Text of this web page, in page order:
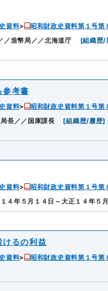
資料
昭和財政史資料第１号第
／造幣局／／北海道庁 [組織歴/
参考書
資料
昭和財政史資料第１号第
長／／国庫課長 [組織歴/履歴]
資料
昭和財政史資料第１号第
４年５月１４日～大正１４年５
けるの利益
資料
昭和財政史資料第１号第